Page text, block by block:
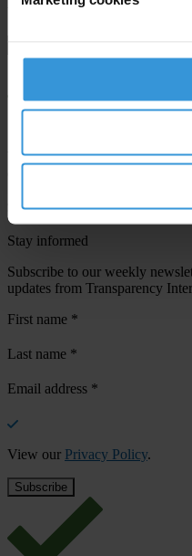
Privacy Policy
Your registration is almost
SHARE OUR VISION
Stay informed
Subscribe to our weekly
updates from Transparency
First name *
Last name *
Email address *
View our Privacy Policy.